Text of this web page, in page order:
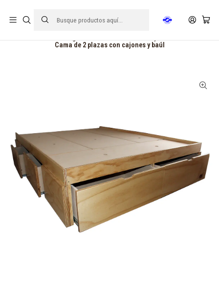
Cama de 2 plazas con cajones y baúl